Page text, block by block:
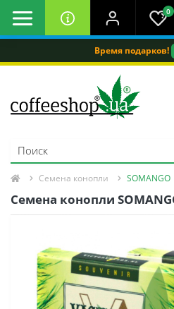
Время подарков!
0
Семена конопли SOMANGO
Семена конопли